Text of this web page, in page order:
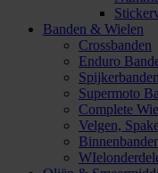
Banden & Wielen
Crossbanden
Enduro
Spijkerbanden
Supermoto
Complete
Velgen,